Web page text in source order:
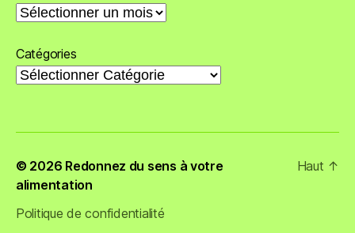
Catégories
© 2026 Redonnez du sens à votre
alimentation
Politique de confidentialité
Haut ↑